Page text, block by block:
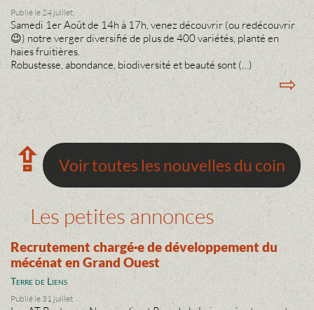
Publié le 24 juillet
Samedi 1er Août de 14h à 17h, venez découvrir (ou redécouvrir
😉) notre verger diversifié de plus de 400 variétés, planté en
haies fruitières.
Robustesse, abondance, biodiversité et beauté sont (…)
⇨
⇪ Voir toutes les nouvelles du coin
Les petites annonces
Recrutement chargé·e de développement du
mécénat en Grand Ouest
Terre de Liens
Publié le 31 juillet